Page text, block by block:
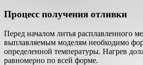
Процесс получения отливки
Перед началом литья расплавленного
выплавляемым моделям необходимо
определенной температуры. Нагрев
равномерно по всей форме.